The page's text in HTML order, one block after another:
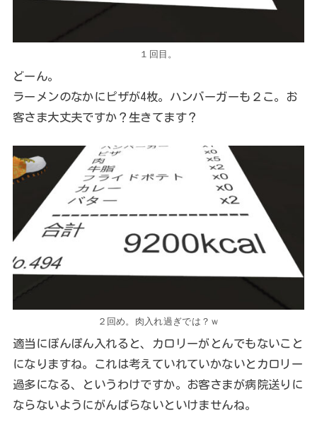
１回目。
どーん。
ラーメンのなかにピザが4枚。ハンバーガーも２こ。お
客さま大丈夫ですか？生きてます？
２回め。肉入れ過ぎでは？ｗ
適当にぽんぽん入れると、カロリーがとんでもないこと
になりますね。これは考えていれていかないとカロリー
過多になる、というわけですか。お客さまが病院送りに
ならないようにがんばらないといけませんね。